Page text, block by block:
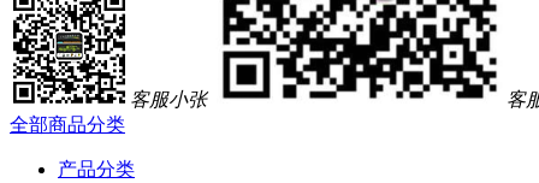
客服小张
客
全部商品分类
产品分类